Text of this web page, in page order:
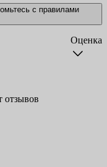
с правилами
Оценка
отзывов